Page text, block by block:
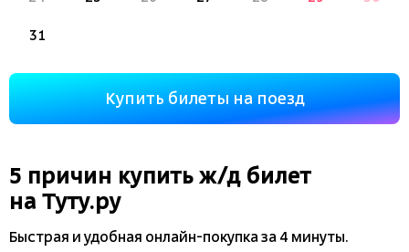
31
Купить билеты на поезд
5 причин купить ж/д билет
на Туту.ру
Быстрая и удобная онлайн-покупказа 4 минуты.